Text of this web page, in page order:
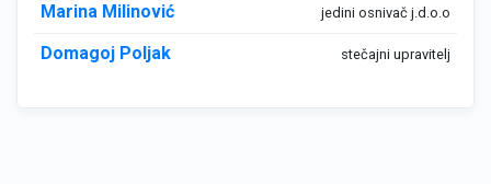
Marina Milinović jedini osnivač j.d.o.o
Domagoj Poljak stečajni upravitelj